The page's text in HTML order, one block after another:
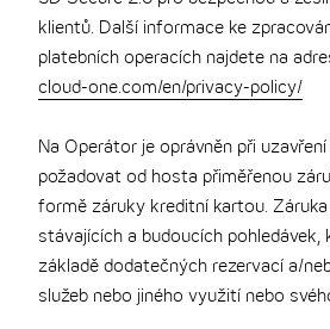
klientů. Další informace ke
platebních operacích najdete na
cloud-one.com/en/privacy-policy/
Na Operátor je oprávněn při
požadovat od hosta přiměřenou
formě záruky kreditní kartou.
stávajících a budoucích pohledávek,
základě dodatečných rezervací a/
služeb nebo jiného využití nebo